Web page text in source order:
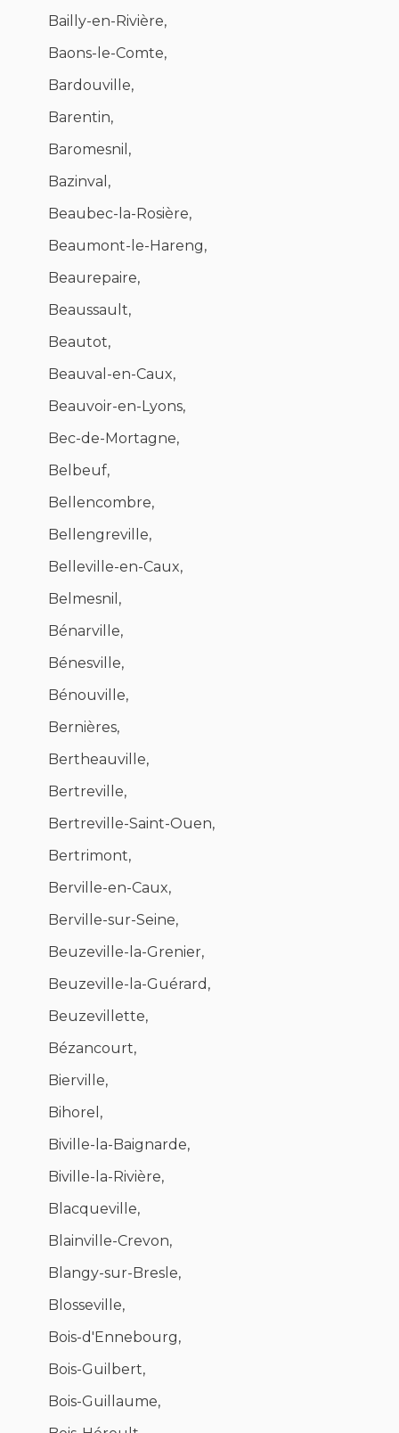
Bailly-en-Rivière,
Baons-le-Comte,
Bardouville,
Barentin,
Baromesnil,
Bazinval,
Beaubec-la-Rosière,
Beaumont-le-Hareng,
Beaurepaire,
Beaussault,
Beautot,
Beauval-en-Caux,
Beauvoir-en-Lyons,
Bec-de-Mortagne,
Belbeuf,
Bellencombre,
Bellengreville,
Belleville-en-Caux,
Belmesnil,
Bénarville,
Bénesville,
Bénouville,
Bernières,
Bertheauville,
Bertreville,
Bertreville-Saint-Ouen,
Bertrimont,
Berville-en-Caux,
Berville-sur-Seine,
Beuzeville-la-Grenier,
Beuzeville-la-Guérard,
Beuzevillette,
Bézancourt,
Bierville,
Bihorel,
Biville-la-Baignarde,
Biville-la-Rivière,
Blacqueville,
Blainville-Crevon,
Blangy-sur-Bresle,
Blosseville,
Bois-d'Ennebourg,
Bois-Guilbert,
Bois-Guillaume,